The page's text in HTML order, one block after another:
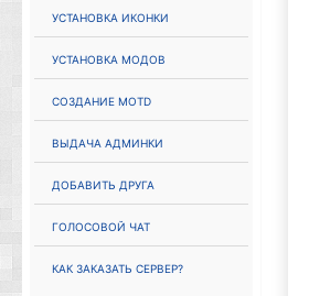
Установка иконки
Установка модов
Создание MOTD
Выдача админки
Добавить друга
Голосовой чат
Как заказать сервер?